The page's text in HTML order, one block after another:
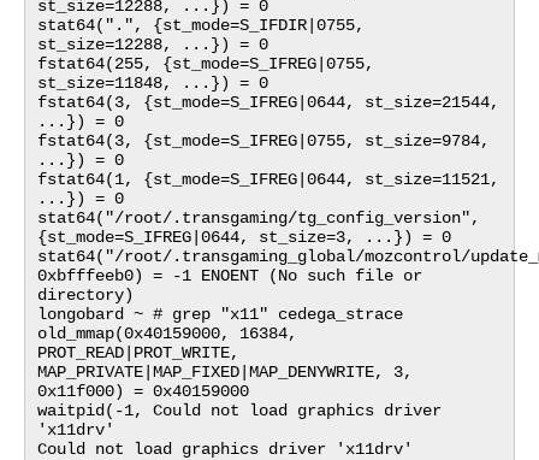
st_size=12288, ...}) = 0
stat64(".", {st_mode=S_IFDIR|0755,
st_size=12288, ...}) = 0
fstat64(255, {st_mode=S_IFREG|0755,
st_size=11848, ...}) = 0
fstat64(3, {st_mode=S_IFREG|0644, st_size=21544,
...}) = 0
fstat64(3, {st_mode=S_IFREG|0755, st_size=9784,
...}) = 0
fstat64(1, {st_mode=S_IFREG|0644, st_size=11521,
...}) = 0
stat64("/root/.transgaming/tg_config_version",
{st_mode=S_IFREG|0644, st_size=3, ...}) = 0
stat64("/root/.transgaming_global/mozcontrol/
0xbfffeeb0) = -1 ENOENT (No such file or
directory)
longobard ~ # grep "x11" cedega_strace
old_mmap(0x40159000, 16384,
PROT_READ|PROT_WRITE,
MAP_PRIVATE|MAP_FIXED|MAP_DENYWRITE, 3,
0x11f000) = 0x40159000
waitpid(-1, Could not load graphics driver
'x11drv'
Could not load graphics driver 'x11drv'